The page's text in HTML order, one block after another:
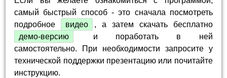
самый быстрый способ - это сначала посмотреть
подробное
видео
, а затем скачать бесплатно
демо-версию
и поработать в ней
самостоятельно. При необходимости запросите у
технической поддержки презентацию или почитайте
инструкцию.